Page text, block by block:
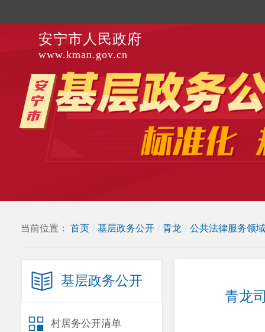
安宁市人民政府
www.kman.gov.cn
当前位置： 首页 / 基层政务公开 / 青龙 / 公共法律服务领域
基层政务公开
村居务公开清单
青龙